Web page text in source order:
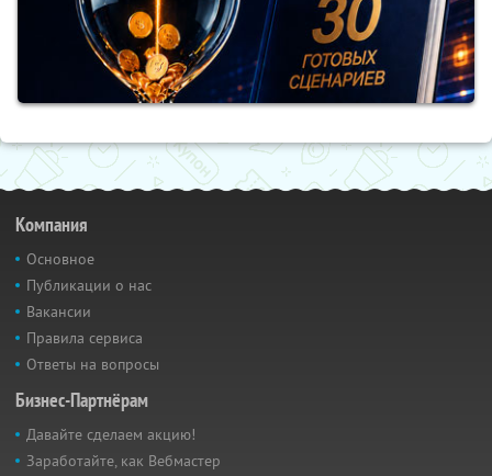
Компания
Основное
Публикации о нас
Вакансии
Правила сервиса
Ответы на вопросы
Бизнес-Партнёрам
Давайте сделаем акцию!
Заработайте, как Вебмастер